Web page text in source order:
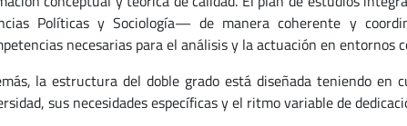
Políticas y Sociología— de manera coherente y
necesarias para el análisis y la actuación en entornos
la estructura del doble grado está diseñada teniendo en
sus necesidades específicas y el ritmo variable de